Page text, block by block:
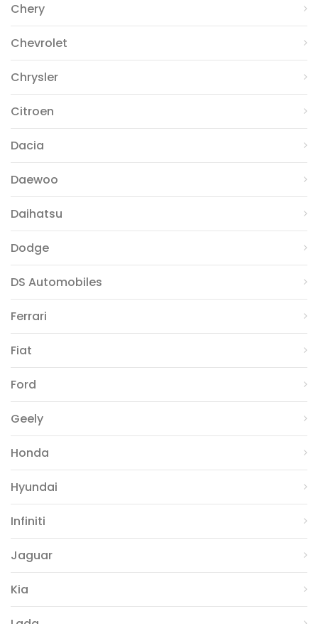
Chery
Chevrolet
Chrysler
Citroen
Dacia
Daewoo
Daihatsu
Dodge
DS Automobiles
Ferrari
Fiat
Ford
Geely
Honda
Hyundai
Infiniti
Jaguar
Kia